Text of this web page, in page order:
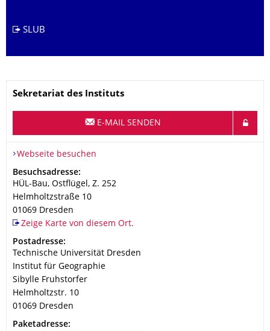
SLUB
Name
Sekretariat des Instituts
E-MAIL SENDEN
Webseite besuchen
Adresse
Besuchsadresse:
HÜL-Bau, Ostflügel, Z. 252
Helmholtzstraße 10
01069 Dresden
Zeige Karte von diesem Ort.
Adresse
Postadresse:
Technische Universität Dresden
Institut für Geographie
Sibylle Fruhstorfer
Helmholtzstr. 10
01069 Dresden
Adresse
Paketadresse: